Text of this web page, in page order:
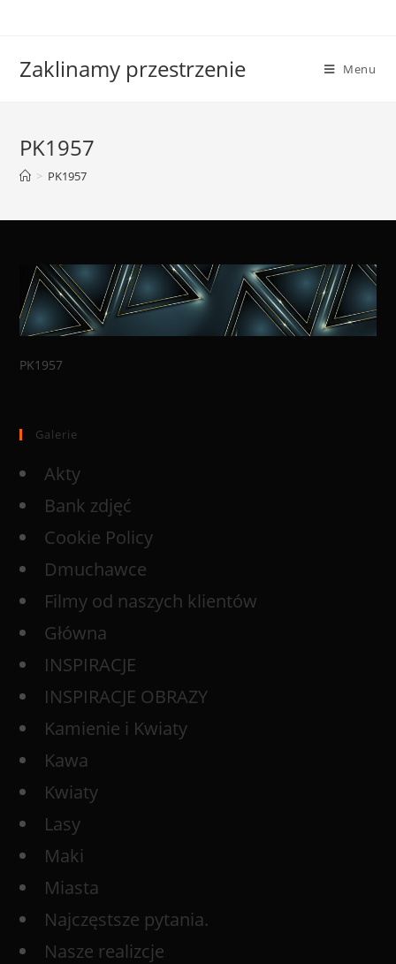
Zaklinamy przestrzenie Menu
PK1957
> PK1957
PK1957
Galerie
Akty
Bank zdjęć
Cookie Policy
Dmuchawce
Filmy od naszych klientów
Główna
INSPIRACJE
INSPIRACJE OBRAZY
Kamienie i Kwiaty
Kawa
Kwiaty
Lasy
Maki
Miasta
Najczęstsze pytania.
Nasze realizcje